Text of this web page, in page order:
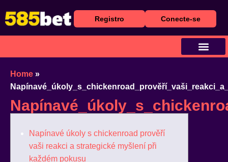
Registro Conecte-se
Home »
Napínavé úkoly s chickenroad prověří
vaši reakci a strategické myšlení při
každém pokusu